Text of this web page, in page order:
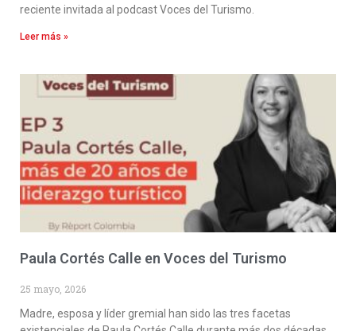
reciente invitada al podcast Voces del Turismo.
Leer más »
Paula Cortés Calle en Voces del Turismo
25 mayo, 2026
Madre, esposa y líder gremial han sido las tres facetas